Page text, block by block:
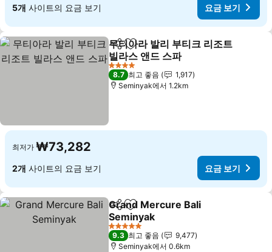
5개 사이트의 요금 보기 요금 보기
공유 즐겨찾기에 추가
무티아라 발리 부티크 리조트
빌라스 앤드 스파
요금 보기
4 성급
8.7 최고 좋음
1,917
Seminyak에서 1.2km
최저가 ₩73,282
2개 사이트의 요금 보기 요금 보기
공유 즐겨찾기에 추가
Grand Mercure Bali
Seminyak
요금 보기
5 성급
9.3 최고 좋음
9,477
Seminyak에서 0.6km